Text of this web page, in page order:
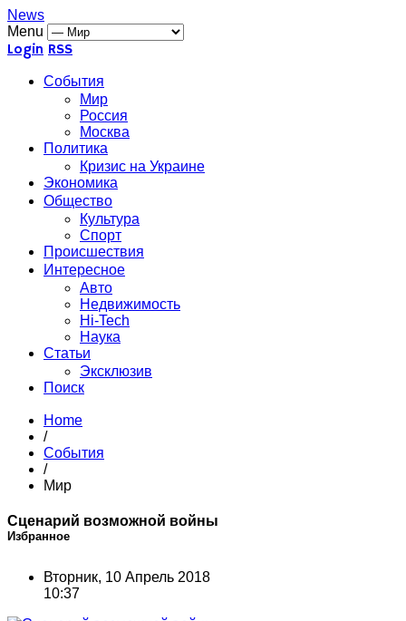
News
Menu
Login RSS
События
Мир
Россия
Москва
Политика
Кризис на Украине
Экономика
Общество
Культура
Спорт
Происшествия
Интересное
Авто
Недвижимость
Hi-Tech
Наука
Статьи
Эксклюзив
Поиск
Home
/
События
/
Мир
Сценарий возможной войны
Избранное
Вторник, 10 Апрель 2018
10:37